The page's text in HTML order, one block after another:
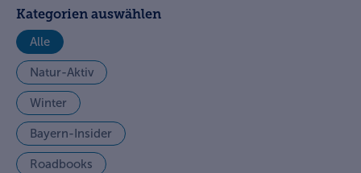
Kategorien auswählen
Alle
Natur-Aktiv
Winter
Bayern-Insider
Roadbooks